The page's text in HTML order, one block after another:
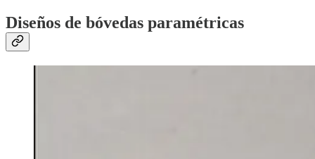
Diseños de bóvedas paramétricas